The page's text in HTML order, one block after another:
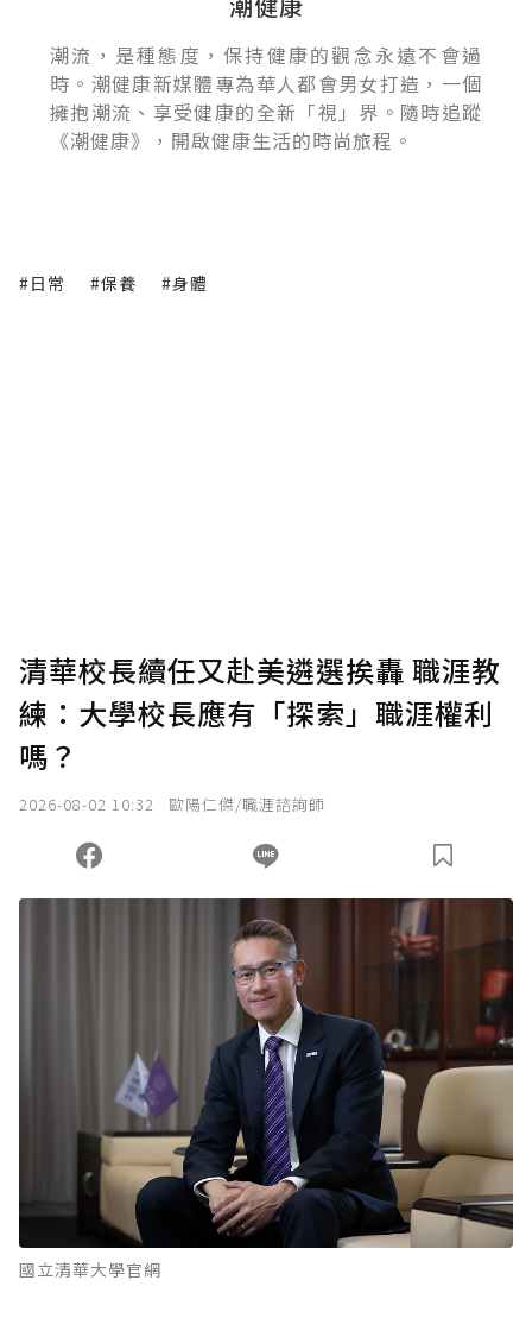
潮流，是種態度，保持健康的觀念永遠不會過
時。潮健康新媒體專為華人都會男女打造，一個
擁抱潮流、享受健康的全新「視」界。隨時追蹤
《潮健康》，開啟健康生活的時尚旅程。
#日常 #保養 #身體
清華校長續任又赴美遴選挨轟 職涯教
練：大學校長應有「探索」職涯權利
嗎？
2026-08-02 10:32 歐陽仁傑/職涯諮詢師
國立清華大學官網